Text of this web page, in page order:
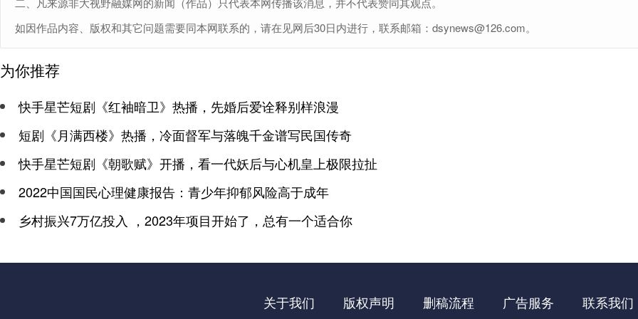
如因作品内容、版权和其它问题需要同本网联系的，请在见网后30日内进行，联系邮箱：dsynews@126.com。
为你推荐
快手星芒短剧《红袖暗卫》热播，先婚后爱诠释别样浪漫
短剧《月满西楼》热播，冷面督军与落魄千金谱写民国传奇
快手星芒短剧《朝歌赋》开播，看一代妖后与心机皇上极限拉扯
2022中国国民心理健康报告：青少年抑郁风险高于成年
乡村振兴7万亿投入 ，2023年项目开始了，总有一个适合你
关于我们 版权声明 删稿流程 广告服务 联系我们